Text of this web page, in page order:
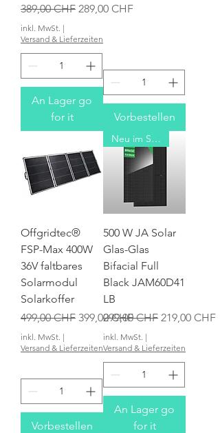
Standardpreis
389,00 CHF Sale-Preis
289,00 CHF
inkl. MwSt. |
Versand & Lieferzeiten
An Lager go
for it
Vorbestellen
Offgridtec®
FSP-Max 400W
36V faltbares
Solarmodul
Solarkoffer
Standardpreis
499,00 CHF Sale-Preis
399,00 CHF
inkl. MwSt. |
Versand & Lieferzeiten
Vorbestellen
Neu im Sortiment
500 W JA Solar
Glas-Glas
Bifacial Full
Black JAM60D41
LB
Standardpreis
299,00 CHF Sale-Preis
219,00 CHF
inkl. MwSt. |
Versand & Lieferzeiten
An Lager go
for it